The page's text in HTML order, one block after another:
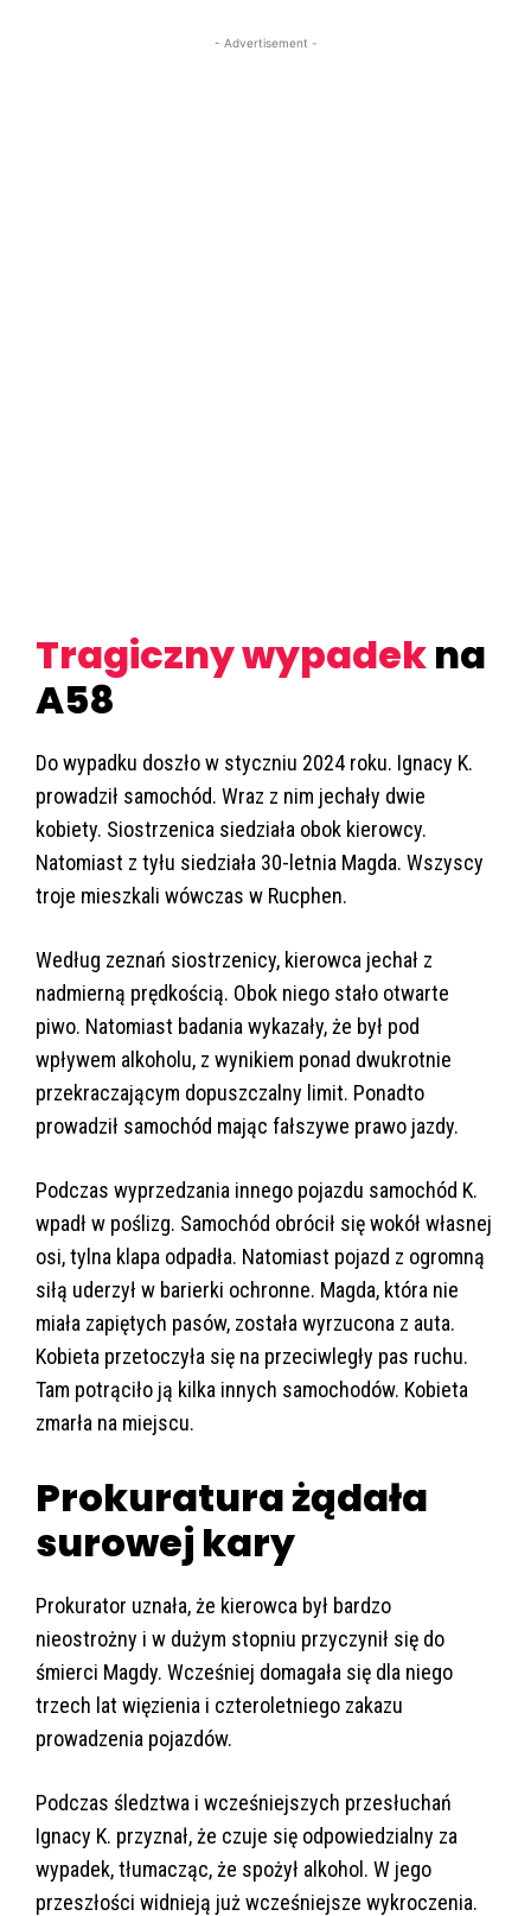
- Advertisement -
Tragiczny wypadekna
A58
Do wypadku doszło w styczniu 2024 roku. Ignacy K.
prowadził samochód. Wraz z nim jechały dwie
kobiety. Siostrzenica siedziała obok kierowcy.
Natomiast z tyłu siedziała 30-letnia Magda. Wszyscy
troje mieszkali wówczas w Rucphen.
Według zeznań siostrzenicy, kierowca jechał z
nadmierną prędkością. Obok niego stało otwarte
piwo. Natomiast badania wykazały, że był pod
wpływem alkoholu, z wynikiem ponad dwukrotnie
przekraczającym dopuszczalny limit. Ponadto
prowadził samochód mając fałszywe prawo jazdy.
Podczas wyprzedzania innego pojazdu samochód K.
wpadł w poślizg. Samochód obrócił się wokół własnej
osi, tylna klapa odpadła. Natomiast pojazd z ogromną
siłą uderzył w barierki ochronne. Magda, która nie
miała zapiętych pasów, została wyrzucona z auta.
Kobieta przetoczyła się na przeciwległy pas ruchu.
Tam potrąciło ją kilka innych samochodów. Kobieta
zmarła na miejscu.
Prokuratura żądała
surowej kary
Prokurator uznała, że kierowca był bardzo
nieostrożny i w dużym stopniu przyczynił się do
śmierci Magdy. Wcześniej domagała się dla niego
trzech lat więzienia i czteroletniego zakazu
prowadzenia pojazdów.
Podczas śledztwa i wcześniejszych przesłuchań
Ignacy K. przyznał, że czuje się odpowiedzialny za
wypadek, tłumacząc, że spożył alkohol. W jego
przeszłości widnieją już wcześniejsze wykroczenia.